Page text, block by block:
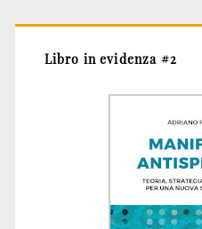
Libro in evidenza #2